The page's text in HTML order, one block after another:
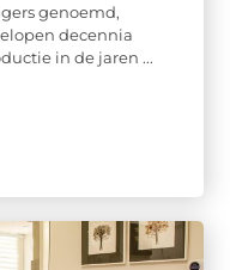
genoemd,
decennia
in de jaren ...